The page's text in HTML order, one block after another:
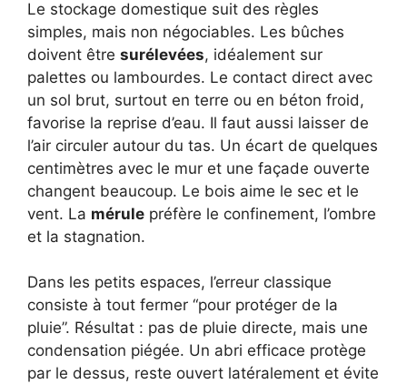
Le stockage domestique suit des règles
simples, mais non négociables. Les bûches
doivent être surélevées, idéalement sur
palettes ou lambourdes. Le contact direct avec
un sol brut, surtout en terre ou en béton froid,
favorise la reprise d’eau. Il faut aussi laisser de
l’air circuler autour du tas. Un écart de quelques
centimètres avec le mur et une façade ouverte
changent beaucoup. Le bois aime le sec et le
vent. La mérule préfère le confinement, l’ombre
et la stagnation.
Dans les petits espaces, l’erreur classique
consiste à tout fermer “pour protéger de la
pluie”. Résultat : pas de pluie directe, mais une
condensation piégée. Un abri efficace protège
par le dessus, reste ouvert latéralement et évite